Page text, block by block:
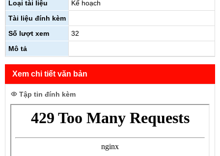
Loại tài liệu
Kế hoạch
Tài liệu đính kèm
Số lượt xem
32
Mô tả
Xem chi tiết văn bản
Tập tin đính kèm